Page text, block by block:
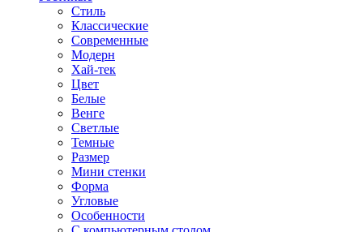
Стиль
Классические
Современные
Модерн
Хай-тек
Цвет
Белые
Венге
Светлые
Темные
Размер
Мини стенки
Форма
Угловые
Особенности